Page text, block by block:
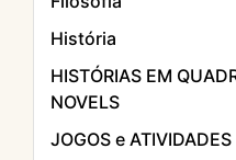
História
HISTÓRIAS EM
NOVELS
JOGOS e ATIVIDADES